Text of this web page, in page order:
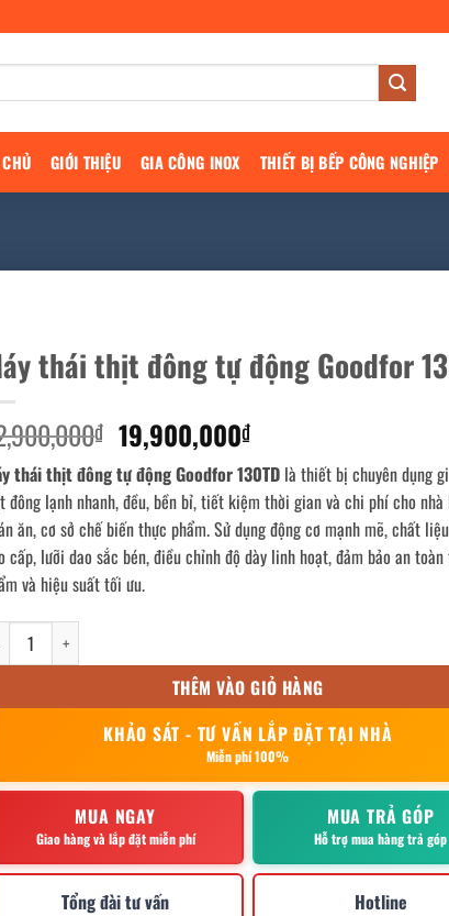
GIỚI THIỆU GIA CÔNG INOX THIẾT BỊ BẾP CÔNG NGHIỆP
thái thịt đông tự động Goodfor
₫ Giá
gốc
là:
32,900,000₫.
19,900,000₫Giá
hiện
tại
là:
19,900,000₫.
thái thịt đông tự động Goodfor 130TD là thiết bị chuyên dụng
đông lạnh nhanh, đều, bền bỉ, tiết kiệm thời gian và chi phí cho nhà
ăn, cơ sở chế biến thực phẩm. Sử dụng động cơ mạnh mẽ, chất
cấp, lưỡi dao sắc bén, điều chỉnh độ dày linh hoạt, đảm bảo an toàn
và hiệu suất tối ưu.
thái thịt đông tự động Goodfor 130TD số lượng
THÊM VÀO GIỎ HÀNG
KHẢO SÁT - TƯ VẤN LẮP ĐẶT TẠI NHÀ
Miễn phí 100%
MUA NGAY
Giao hàng và lắp đặt miễn phí
MUA TRẢ GÓP
Hỗ trợ mua hàng trả góp
Tổng đài tư vấn Hotline